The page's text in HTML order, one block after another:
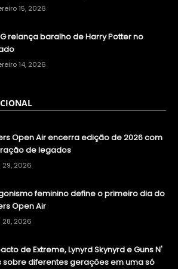
15, 2026
relança baralho de Harry Potter no
14, 2026
Open Air encerra edição de 2026 com
de legados
29, 2026
feminino define o primeiro dia do
Open Air
28, 2026
de Extreme, Lynyrd Skynyrd e Guns N'
sobre diferentes gerações em uma só